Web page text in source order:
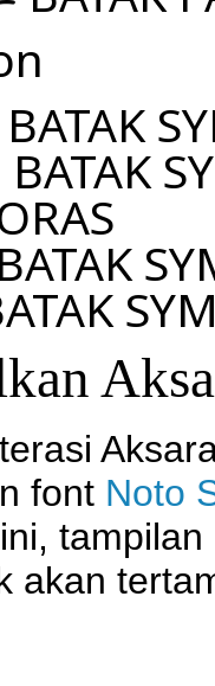
font Noto
akan